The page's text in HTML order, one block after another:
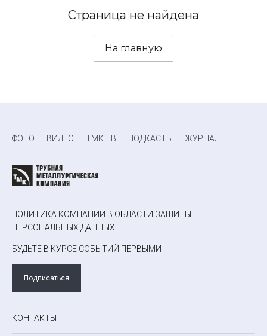
Страница не найдена
На главную
ФОТО ВИДЕО ТМК ТВ ПОДКАСТЫ ЖУРНАЛ
ПОЛИТИКА КОМПАНИИ В ОБЛАСТИ ЗАЩИТЫ
ПЕРСОНАЛЬНЫХ ДАННЫХ
БУДЬТЕ В КУРСЕ СОБЫТИЙ ПЕРВЫМИ
Подписаться
КОНТАКТЫ